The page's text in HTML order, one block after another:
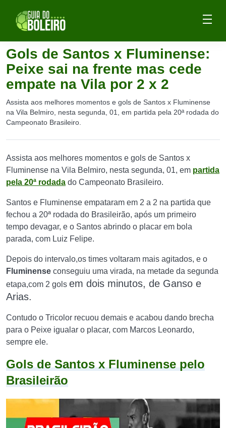
Gols de Santos x Fluminense:
Peixe sai na frente mas cede
empate na Vila por 2 x 2
Assista aos melhores momentos e gols de Santos x Fluminense
na Vila Belmiro, nesta segunda, 01, em partida pela 20ª rodada do
Campeonato Brasileiro.
Assista aos melhores momentos e gols de Santos x
Fluminense na Vila Belmiro, nesta segunda, 01, em partida
pela 20ª rodada do Campeonato Brasileiro.
Santos e Fluminense empataram em 2 a 2 na partida que
fechou a 20ª rodada do Brasileirão, após um primeiro
tempo devagar, e o Santos abrindo o placar em bola
parada, com Luiz Felipe.
Depois do intervalo,os times voltaram mais agitados, e o
Fluminense conseguiu uma virada, na metade da segunda
etapa,com 2 gols em dois minutos, de Ganso e
Arias.
Contudo o Tricolor recuou demais e acabou dando brecha
para o Peixe igualar o placar, com Marcos Leonardo,
sempre ele.
Gols de Santos x Fluminense pelo
Brasileirão